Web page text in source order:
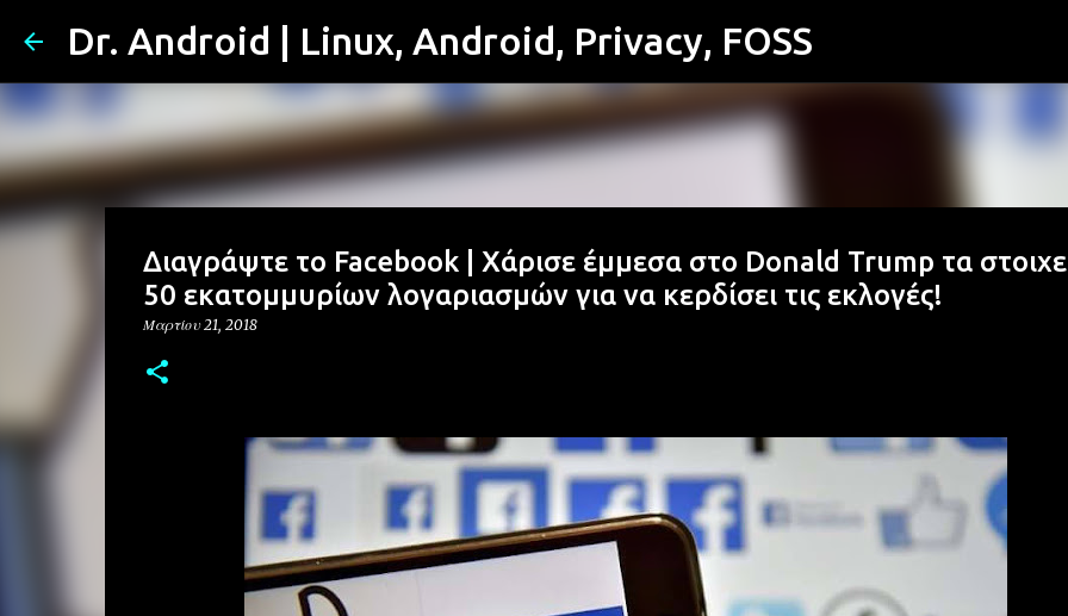
Μετάβαση στο κύριο περιεχόμενο
Dr. Android | Linux, Android, Privacy, FOSS
Διαγράψτε το Facebook | Χάρισε έμμεσα στο Donald Trump τα
50 εκατομμυρίων λογαριασμών για να κερδίσει τις εκλογές!
Μαρτίου 21, 2018